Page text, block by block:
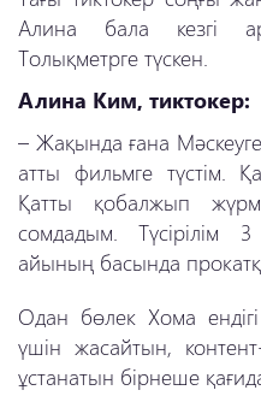
Алина бала кезгі
Толықметрге түскен.
Алина Ким, тиктокер:
– Жақында ғана
атты фильмге түстім.
Қатты қобалжып
сомдадым. Түсірілім
айының басында
Одан бөлек Хома
үшін жасайтын,
ұстанатын бірнеше